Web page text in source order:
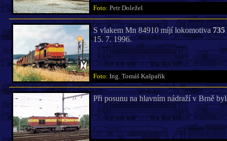
Foto: Petr Doležel
S vlakem Mn 84910 míjí lokomotiva 735
15. 7. 1996.
Foto: Ing. Tomáš Kašpařík
Při posunu na hlavním nádraží v Brně